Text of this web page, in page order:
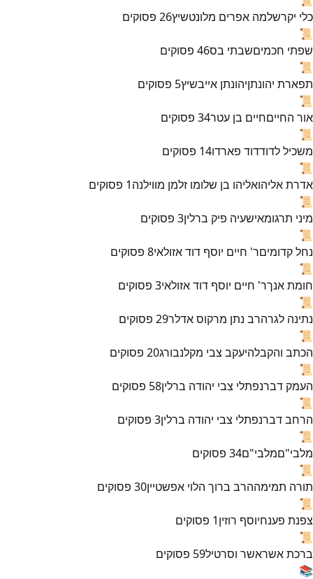
כלי יקרשלמה אפרים מלונטשיץ26 פסוקים
📜
שפתי חכמיםשבתי בס46 פסוקים
📜
תפארת יהונתןיהונתן אייבשיץ5 פסוקים
📜
אור החייםחיים בן עטר34 פסוקים
📜
משכיל לדודדוד פארדו14 פסוקים
📜
אדרת אליהואליהו בן שלומו זלמן מווילנה1 פסוקים
📜
מיני תרגומאישעיה פיק ברלין3 פסוקים
📜
נחל קדומיםר' חיים יוסף דוד אזולאי8 פסוקים
📜
חומת אנךר' חיים יוסף דוד אזולאי3 פסוקים
📜
נתינה לגרהרב נתן מרקוס אדלר29 פסוקים
📜
הכתב והקבלהיעקב צבי מקלנבורג20 פסוקים
📜
העמק דברנפתלי צבי יהודה ברלין58 פסוקים
📜
הרחב דברנפתלי צבי יהודה ברלין3 פסוקים
📜
מלבי"םמלבי"ם34 פסוקים
📜
תורה תמימההרב ברוך הלוי אפשטיין30 פסוקים
📜
צפנת פענחיוסף רוזין1 פסוקים
📜
ברכת אשראשר וסרטיל59 פסוקים
📚